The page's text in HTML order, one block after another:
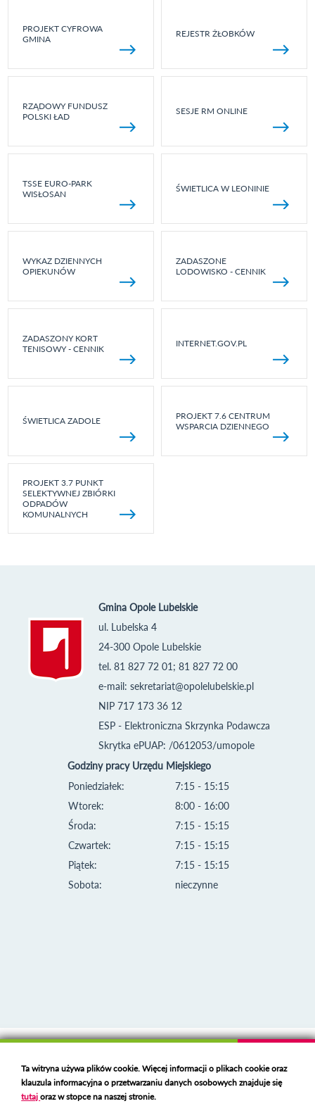
PROJEKT CYFROWA
GMINA
REJESTR ŻŁOBKÓW
RZĄDOWY FUNDUSZ
POLSKI ŁAD
SESJE RM ONLINE
TSSE EURO-PARK
WISŁOSAN
ŚWIETLICA W LEONINIE
WYKAZ DZIENNYCH
OPIEKUNÓW
ZADASZONE
LODOWISKO - CENNIK
ZADASZONY KORT
TENISOWY - CENNIK
INTERNET.GOV.PL
ŚWIETLICA ZADOLE
PROJEKT 7.6 CENTRUM
WSPARCIA DZIENNEGO
PROJEKT 3.7 PUNKT
SELEKTYWNEJ ZBIÓRKI
ODPADÓW
KOMUNALNYCH
Gmina Opole Lubelskie
ul. Lubelska 4
24-300 Opole Lubelskie
tel. 81 827 72 01; 81 827 72 00
e-mail: sekretariat@opolelubelskie.pl
NIP 717 173 36 12
ESP - Elektroniczna Skrzynka Podawcza
Skrytka ePUAP: /0612053/umopole
Godziny pracy Urzędu Miejskiego
Poniedziałek:
Wtorek:
Środa:
Czwartek:
Piątek:
Sobota:
7:15 - 15:15
8:00 - 16:00
7:15 - 15:15
7:15 - 15:15
7:15 - 15:15
nieczynne
Deklaracja dostępności
Polski serwer RBLhttps://polspam.pl/
Ta witryna używa plików cookie. Więcej informacji o plikach cookie oraz
klauzula informacyjna o przetwarzaniu danych osobowych znajduje się
tutajoraz w stopce na naszej stronie.